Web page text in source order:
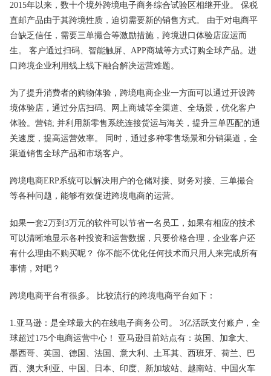
2015年以来，数十个境外跨境电子商务综合试验区相继开业。 保税
直邮产品由于其跨境性质，迫切需要新的销售方式。 由于对电商平
台缺乏信任，需要三单撮合等激励措施，跨境进口体验店应运而
生。 客户通过扫码、智能触屏、APP商城等方式订购全球产品。进
口跨境企业利用线上线下融合解决运营难题。
为了提升消费者的购物体验，跨境电商企业一方面可以通过开设跨
境体验店，通过分店扫码、网上商城等全渠道、全场景，优化客户
体验。营销; 并利用新零售系统连接货运与海关，提升三单匹配的通
关速度，提高运营效率。 同时，通过多种零售场景和分销渠道，全
渠道销售全球产品和市场客户。
跨境电商ERP系统可以解决用户的仓储对接、财务对接、三单撮合
等各种问题，能够有效促进跨境电商的运营。
如果一套2万到3万元的软件可以节省一名员工，如果有相应的技术
可以清晰地显示各种投资和运营数据，只要价格合理，企业客户还
有什么理由不购买呢？ 你不能不优化任何技术而只用人来完成所有
事情，对吧？
跨境电商平台有很多。 比较流行的跨境电商平台如下：
1.亚马逊：是全球最大的在线电子商务公司。 3亿活跃支付账户，全
球超过175个电商运营中心！ 亚马逊目前站点有：英国、加拿大、
墨西哥、英国、德国、法国、意大利、土耳其、西班牙、荷兰、巴
西、澳大利亚、中国、日本、印度、新加坡站、越南站、中国火车